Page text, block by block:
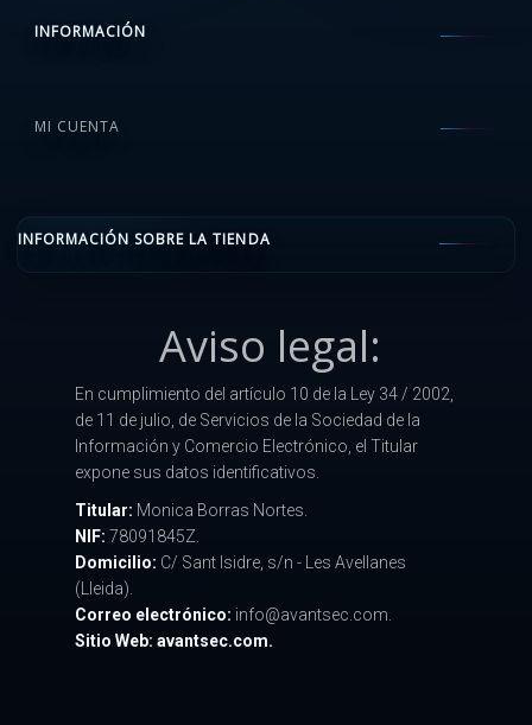
INFORMACIÓN
MI CUENTA
INFORMACIÓN SOBRE LA TIENDA
Aviso legal:
En cumplimiento del artículo 10 de la Ley 34 / 2002,
de 11 de julio, de Servicios de la Sociedad de la
Información y Comercio Electrónico, el Titular
expone sus datos identificativos.
Titular: Monica Borras Nortes.
NIF: 78091845Z.
Domicilio: C/ Sant Isidre, s/n - Les Avellanes
(Lleida).
Correo electrónico: info@avantsec.com.
Sitio Web: avantsec.com.